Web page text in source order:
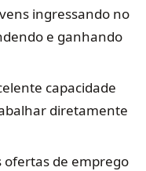
ingressando no
e ganhando
capacidade
diretamente
ofertas de emprego